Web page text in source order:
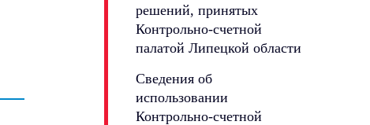
решений, принятых
Контрольно-счетной
палатой Липецкой области
Сведения об
использовании
Контрольно-счетной